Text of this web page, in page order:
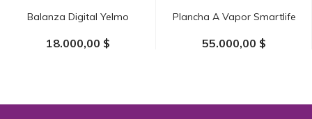
Balanza Digital Yelmo
18.000,00 $
Plancha A Vapor Smartlife
55.000,00 $